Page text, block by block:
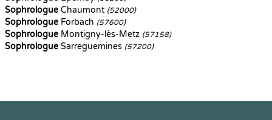
Sophrologue Chaumont (52000)
Sophrologue Forbach (57600)
Sophrologue Montigny-lès-Metz (57158)
Sophrologue Sarreguemines (57200)